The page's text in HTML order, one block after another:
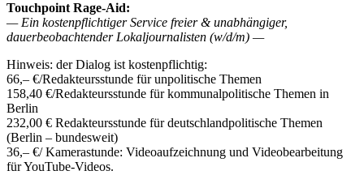
Touchpoint Rage-Aid:
— Ein kostenpflichtiger Service freier & unabhängiger,
dauerbeobachtender Lokaljournalisten (w/d/m) —
Hinweis: der Dialog ist kostenpflichtig:
66,– €/Redakteursstunde für unpolitische Themen
158,40 €/Redakteursstunde für kommunalpolitische Themen in
Berlin
232,00 € Redakteursstunde für deutschlandpolitische Themen
(Berlin – bundesweit)
36,– €/ Kamerastunde: Videoaufzeichnung und Videobearbeitung
für YouTube-Videos.